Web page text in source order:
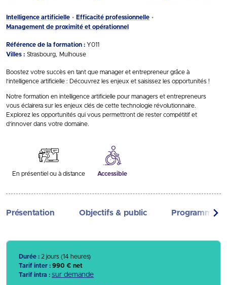
Intelligence artificielle
Efficacité professionnelle
Management de proximité et opérationnel
Référence de la formation : Y011
Villes : Strasbourg Mulhouse
Boostez votre succès en tant que manager et entrepreneur grâce à
l’intelligence artificielle : Découvrez les enjeux et saisissez les opportunités !
Notre formation en intelligence artificielle pour managers et entrepreneurs
vous éclairera sur les enjeux clés de cette technologie révolutionnaire.
Explorez les opportunités qui vous permettront de rester compétitif et
d’innover dans votre domaine.
En présentiel ou à distance Accessible
Présentation Objectifs & public Programme
Durée : 2 jours (14 heures)
Tarif inter : 990 € net
Tarif intra : sur demande